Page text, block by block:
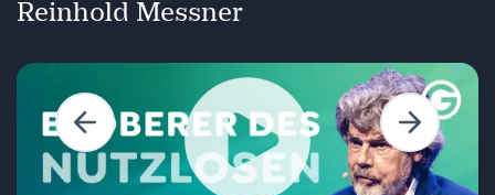
Zurück
Weiter
Reinhold Messner
»Die Kunst des großen Abenteuers ist nicht der
Rekord oder die Sensation.« Reinhold Messner,
der Pionier des Alpinismus, betont auf dem
Greator Festival, dass sein Leben und seine